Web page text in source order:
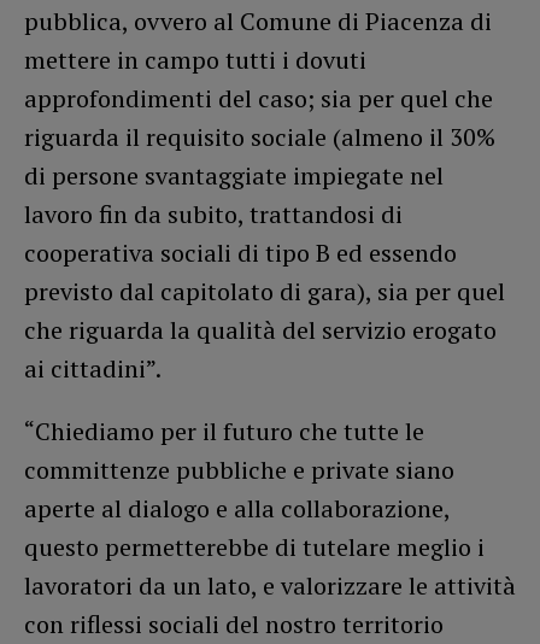
pubblica, ovvero al Comune di Piacenza di
mettere in campo tutti i dovuti
approfondimenti del caso; sia per quel che
riguarda il requisito sociale (almeno il 30%
di persone svantaggiate impiegate nel
lavoro fin da subito, trattandosi di
cooperativa sociali di tipo B ed essendo
previsto dal capitolato di gara), sia per quel
che riguarda la qualità del servizio erogato
ai cittadini”.
“Chiediamo per il futuro che tutte le
committenze pubbliche e private siano
aperte al dialogo e alla collaborazione,
questo permetterebbe di tutelare meglio i
lavoratori da un lato, e valorizzare le attività
con riflessi sociali del nostro territorio